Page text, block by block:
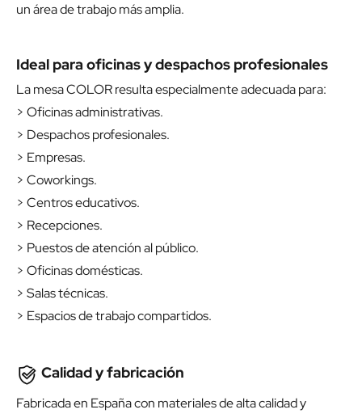
un área de trabajo más amplia.
Ideal para oficinas y despachos profesionales
La mesa COLOR resulta especialmente adecuada para:
> Oficinas administrativas.
> Despachos profesionales.
> Empresas.
> Coworkings.
> Centros educativos.
> Recepciones.
> Puestos de atención al público.
> Oficinas domésticas.
> Salas técnicas.
> Espacios de trabajo compartidos.
Calidad y fabricación
Fabricada en España con materiales de alta calidad y